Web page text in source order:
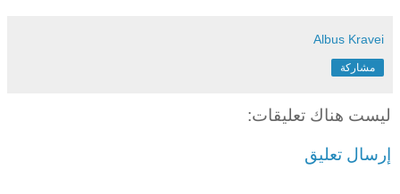
Albus Kravei
مشاركة
ليست هناك تعليقات:
إرسال تعليق